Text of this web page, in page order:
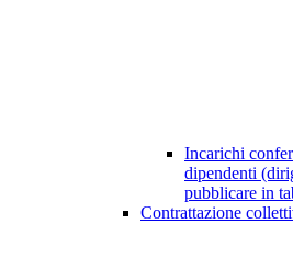
Incarichi
dipendenti
pubblicare in
Contrattazione